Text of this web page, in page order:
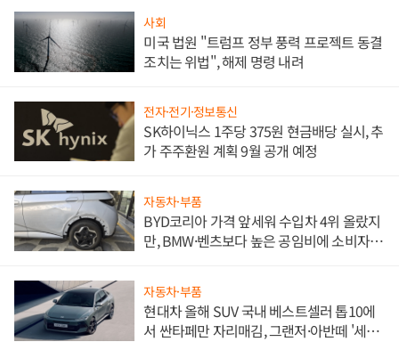
사회
미국 법원 "트럼프 정부 풍력 프로젝트 동결
조치는 위법", 해제 명령 내려
전자·전기·정보통신
SK하이닉스 1주당 375원 현금배당 실시, 추
가 주주환원 계획 9월 공개 예정
자동차·부품
BYD코리아 가격 앞세워 수입차 4위 올랐지
만, BMW·벤츠보다 높은 공임비에 소비자
자동차·부품
현대차 올해 SUV 국내 베스트셀러 톱10에
서 싼타페만 자리매김, 그랜저·아반떼 '세단